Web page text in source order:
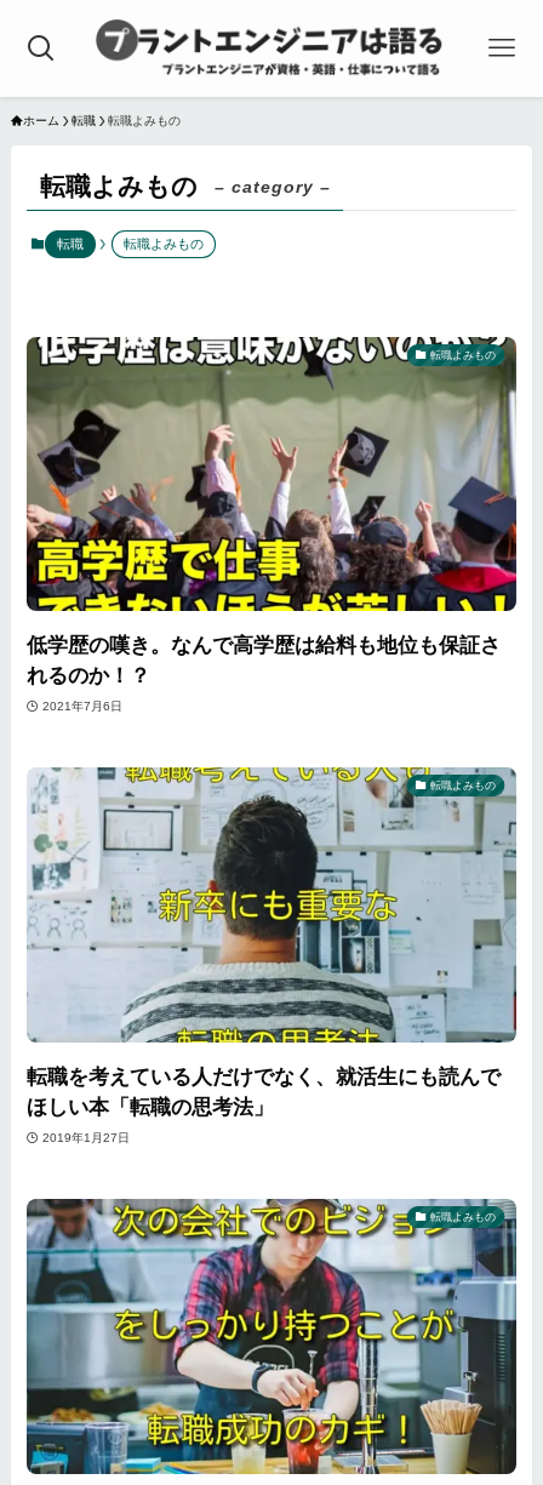
ホーム 転職 転職よみもの
転職よみもの – category –
転職 転職よみもの
転職よみもの
低学歴の嘆き。なんで高学歴は給料も地位も保証さ
れるのか！？
2021年7月6日
転職よみもの
転職を考えている人だけでなく、就活生にも読んで
ほしい本「転職の思考法」
2019年1月27日
転職よみもの